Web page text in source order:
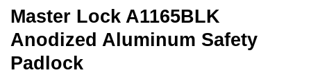
Master Lock A1165BLK
Anodized Aluminum Safety
Padlock